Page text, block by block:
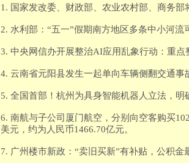
1. 国家发改委‌、‌财政部‌、‌农业农村部‌、‌商务
2. 水利部：“五一”假期南方地区多条中小河流
3. 中央网信办开展整治AI应用乱象行动：重点
4. 云南省元阳县发生一起单向车辆侧翻交通事
5. 全国首部！杭州为具身智能机器人立法，明
6. 南航与子公司厦门航空，分别向空客购买
美元，约为人民币1466.70亿元。
7. 广州楼市新政：“卖旧买新”有补贴，公积金